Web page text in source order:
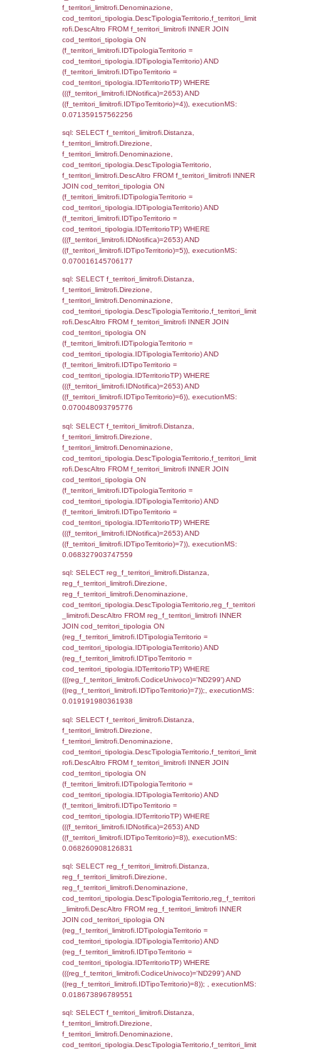
d1_controlli.Email, d1_controlli.Pec FROM
INNER JOIN d1_controlli ON
d1_controlli.UntAmmTerr where
executionMS: 0.021534204483032
sql: SELECT * FROM d2_autorizzazioni
IDNotifica=2653, executionMS:
StatoIspezione,
'%d/%m/%Y') as DataApertura,
DATE_FORMAT(DataChiusura, '%d/%m/
DataChiusura,
'%d/%m/%Y') as DataUltimoPIR FROM
WHERE (((d3_ispezioni.IDNotifica)=2653)),
0.00062108039855957
FROM f_confini_stato INNER JOIN
f_confini_stato.IDStato = el_nazioni.IDStato
f_confini_stato.IDNotifica = 2653;,
0.00052690505981445
sql: SELECT el_regioni.Regione,
el_comuni.Comune,
f_confini INNER JOIN ((el_comuni INNER
ON el_comuni.IstProvincia =
INNER JOIN el_regioni ON
el_regioni.IstRegione) ON
el_comuni.IstComune WHERE
(((f_confini.IDNotifica)=2653));,
0.00054597854614258
sql: SELECT
SEPARATOR '; ') AS DescAltro,
f_territori_limitrofi INNER JOIN
(f_territori_limitrofi.IDTipologiaTerritorio =
cod_territori_tipologia.IDTipologiaTerritorio
f_territori_limitrofi.IDTipoTerritorio =
cod_territori_tipologia.IDTerritorioTP )
((f_territori_limitrofi.IDNotifica) = 2653 ) AND
cod_territori_tipologia.IDTerritorioTP = 1)
executionMS: 0.052603006362915
sql: SELECT f_territori_limitrofi.Distanza,
f_territori_limitrofi.Direzione,
f_territori_limitrofi.Denominazione,
f_territori_limitrofi.DescAltro,
f_territori_limitrofi INNER JOIN
(f_territori_limitrofi.IDTipologiaTerritorio =
cod_territori_tipologia.IDTipologiaTerritorio)
(f_territori_limitrofi.IDTipoTerritorio =
cod_territori_tipologia.IDTerritorioTP)
(((f_territori_limitrofi.IDNotifica)=2653) AND
((f_territori_limitrofi.IDTipoTerritorio)=2)),
0.069294929504395
sql: SELECT f_territori_limitrofi.Distanza,
f_territori_limitrofi.Direzione,
f_territori_limitrofi.Denominazione,
f_territori_limitrofi.DescAltro FROM
JOIN cod_territori_tipologia ON